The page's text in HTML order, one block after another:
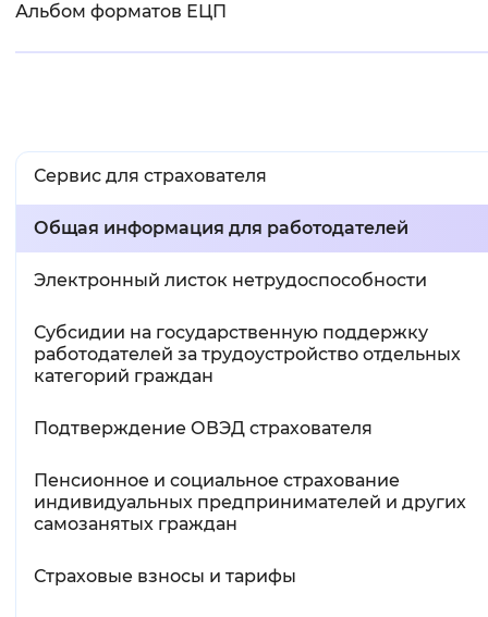
Альбом форматов ЕЦП
Сервис для страхователя
Общая информация для работодателей
Электронный листок нетрудоспособности
Субсидии на государственную поддержку
работодателей за трудоустройство отдельных
категорий граждан
Подтверждение ОВЭД страхователя
Пенсионное и социальное страхование
индивидуальных предпринимателей и других
самозанятых граждан
Страховые взносы и тарифы